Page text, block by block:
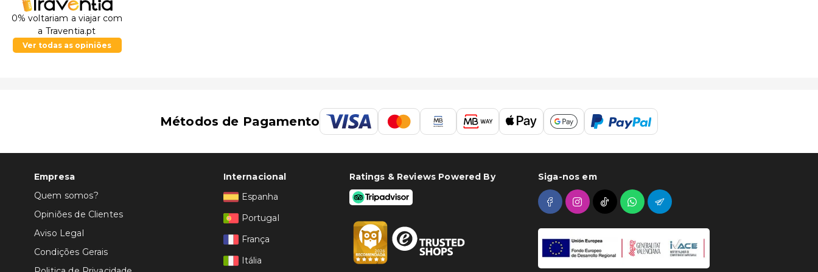
0% voltariam a viajar com
a Traventia.pt
Ver todas as opiniões
Métodos de Pagamento
Empresa
Quem somos?
Opiniões de Clientes
Aviso Legal
Condições Gerais
Internacional
Espanha
Portugal
França
Itália
Ratings & Reviews Powered By Siga-nos em